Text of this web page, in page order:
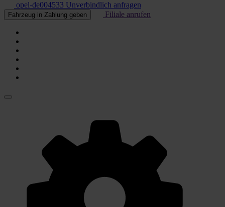
opel-de004533 Unverbindlich anfragen
Fahrzeug in Zahlung geben Filiale anrufen